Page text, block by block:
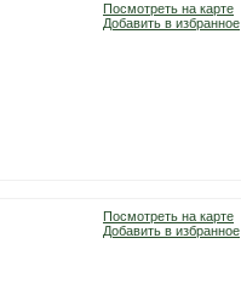
Посмотреть на карте
Добавить в избранное
Посмотреть на карте
Добавить в избранное